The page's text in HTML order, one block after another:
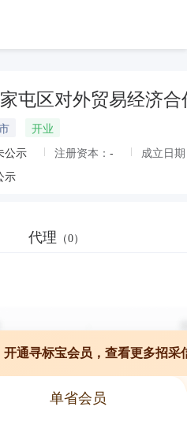
屯区对外贸易经济合
开业
公示 注册资本： -
成立日
示
代理 （0）
开通寻标宝会员，查看更多招采
单省会员